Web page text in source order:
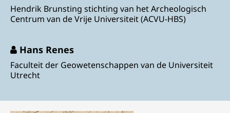
Hendrik Brunsting stichting van het Archeologisch
Centrum van de Vrije Universiteit (ACVU-HBS)
Hans Renes
Faculteit der Geowetenschappen van de Universiteit
Utrecht